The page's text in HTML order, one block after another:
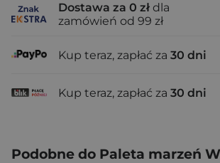
Dostawa za 0 zł dla
zamówień od 99 zł
Kup teraz, zapłać za 30 dni
Kup teraz, zapłać za 30 dni
Podobne do Paleta marzeń